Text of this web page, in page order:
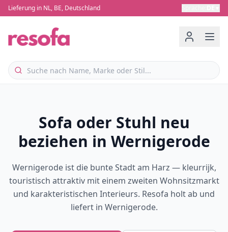
Lieferung in NL, BE, Deutschland
Sofa oder Stuhl neu
beziehen in Wernigerode
Wernigerode ist die bunte Stadt am Harz — kleurrijk,
touristisch attraktiv mit einem zweiten Wohnsitzmarkt
und karakteristischen Interieurs. Resofa holt ab und
liefert in Wernigerode.